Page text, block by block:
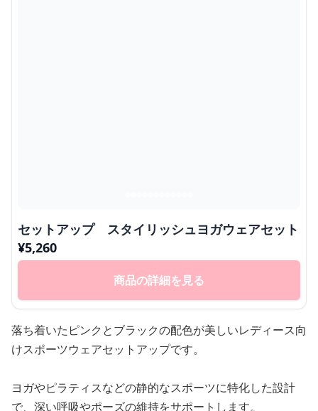
セットアップ スタイリッシュヨガウェアセット
¥5,260
商品の詳細を見る
落ち着いたピンクとブラックの配色が美しいレディース向
けスポーツウェアセットアップです。
ヨガやピラティスなどの静的なスポーツに特化した設計
で、深い呼吸やポーズの維持をサポートします。